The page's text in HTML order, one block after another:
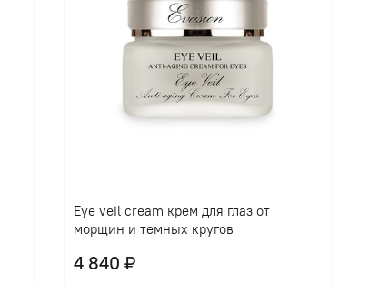
Eye veil cream крем для глаз от
морщин и темных кругов
4 840 ₽